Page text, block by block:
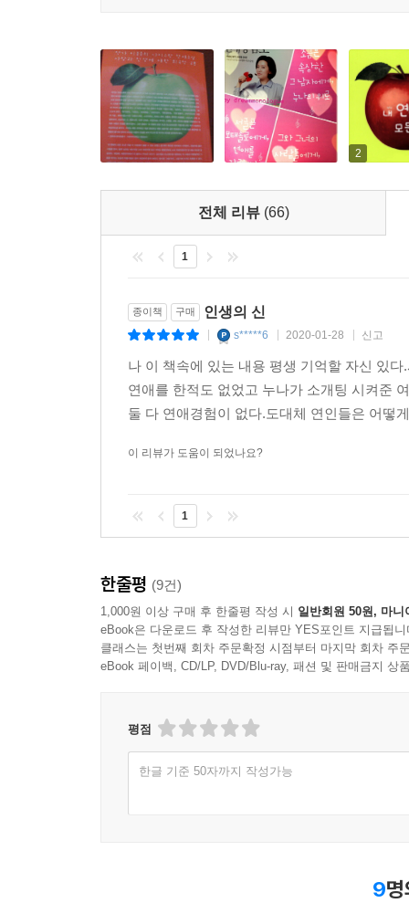
2
전체 리뷰 (66)
1
종이책 구매 인생의 신
s*****6 2020-01-28 신고
나 이 책속에 있는 내용 평생 기억할 자신 있
연애를 한적도 없었고 누나가 소개팅 시켜준
둘 다 연애경험이 없다.도대체 연인들은 어떻
이 리뷰가 도움이 되었나요?
1
한줄평 (9건)
1,000원 이상 구매 후 한줄평 작성 시 일반회원 50원, 마니
eBook은 다운로드 후 작성한 리뷰만 YES포인트 지급됩니
클래스는 첫번째 회차 주문확정 시점부터 마지막 회차 주
eBook 페이백, CD/LP, DVD/Blu-ray, 패션 및 판매금지 상
평점
한글 기준 50자까지 작성가능
9